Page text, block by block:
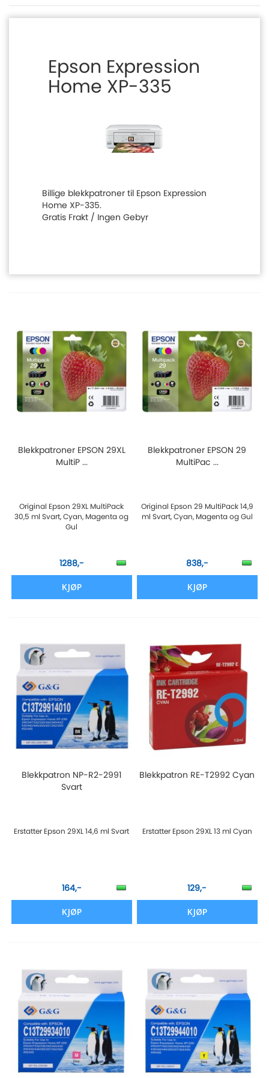
Epson Expression
Home XP-335
Billige blekkpatroner til Epson Expression
Home XP-335.
Gratis Frakt / Ingen Gebyr
Blekkpatroner EPSON 29XL
MultiP ...
Original Epson 29XL MultiPack
30,5 ml Svart, Cyan, Magenta og
Gul
1288,-
KJØP
Blekkpatroner EPSON 29
MultiPac ...
Original Epson 29 MultiPack 14,9
ml Svart, Cyan, Magenta og Gul
838,-
KJØP
Blekkpatron NP-R2-2991
Svart
Erstatter Epson 29XL 14,6 ml Svart
164,-
KJØP
Blekkpatron RE-T2992 Cyan
Erstatter Epson 29XL 13 ml Cyan
129,-
KJØP